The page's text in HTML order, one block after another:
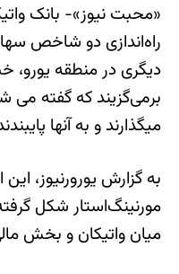
راه‌اندازی دو شاخص
دیگری در منطقه یورو،
برمی‌گزیند که گفته می
میگذارند و به آنها
به گزارش یورورنیوز،
مورنینگ‌استار شکل
میان واتیکان و بخش